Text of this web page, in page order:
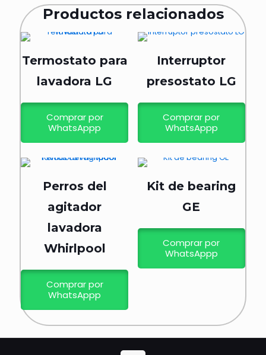
Productos relacionados
Termostato para
lavadora LG
Comprar por
WhatsAppp
Interruptor
presostato LG
Comprar por
WhatsAppp
Perros del
agitador
lavadora
Whirlpool
Comprar por
WhatsAppp
Kit de bearing
GE
Comprar por
WhatsAppp